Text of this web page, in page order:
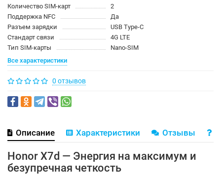
Количество SIM-карт
2
Поддержка NFC
Да
Разъем зарядки
USB Type-C
Стандарт связи
4G LTE
Тип SIM-карты
Nano-SIM
Все характеристики
0 отзывов
Описание Характеристики Отзывы
Honor X7d — Энергия на максимум и
безупречная четкость